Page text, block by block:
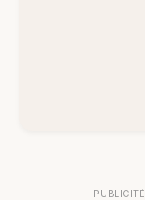
PUBLICITÉ